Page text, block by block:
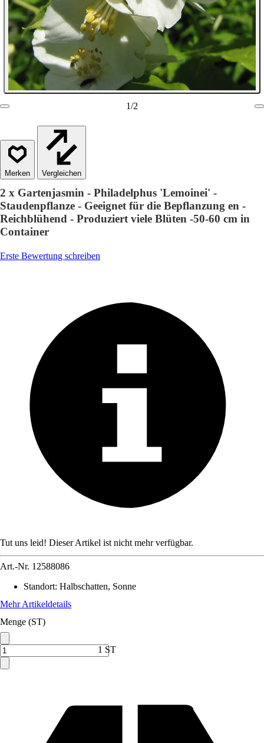
1/2
Vergleichen
2 x Gartenjasmin - Philadelphus 'Lemoinei' -
Staudenpflanze - Geeignet für die Bepflanzung en -
Reichblühend - Produziert viele Blüten -50-60 cm in
Container
Erste Bewertung schreiben
Tut uns leid! Dieser Artikel ist nicht mehr verfügbar.
Art.-Nr. 12588086
Standort: Halbschatten, Sonne
Mehr Artikeldetails
Menge (ST)
1 ST